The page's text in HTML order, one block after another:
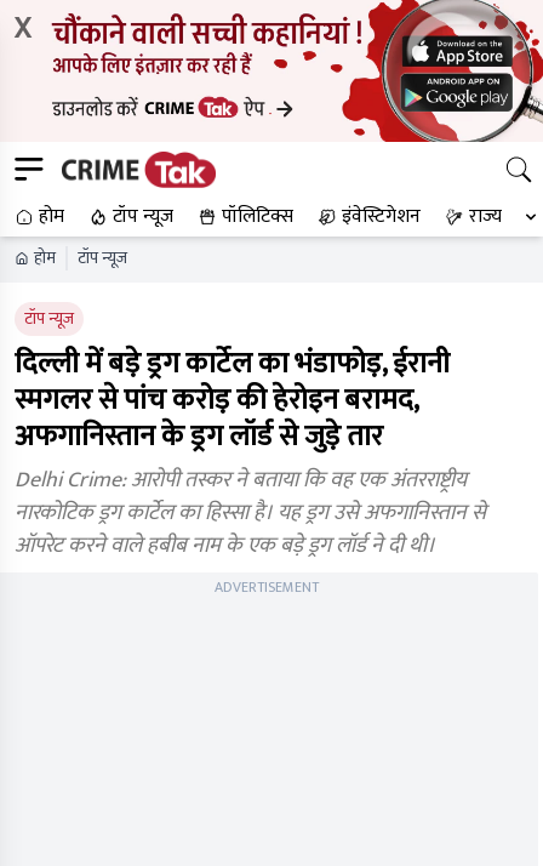
X
होम टॉप न्यूज पॉलिटिक्स इंवेस्टिगेशन राज्य
होम टॉप न्यूज
टॉप न्यूज
दिल्ली में बड़े ड्रग कार्टेल का भंडाफोड़, ईरानी
स्मगलर से पांच करोड़ की हेरोइन बरामद,
अफगानिस्तान के ड्रग लॉर्ड से जुड़े तार
Delhi Crime: आरोपी तस्कर ने बताया कि वह एक अंतरराष्ट्रीय
नारकोटिक ड्रग कार्टेल का हिस्सा है। यह ड्रग उसे अफगानिस्तान से
ऑपरेट करने वाले हबीब नाम के एक बड़े ड्रग लॉर्ड ने दी थी।
ADVERTISEMENT